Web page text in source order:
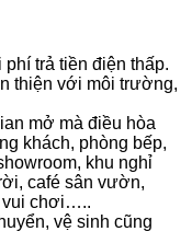
trả tiền điện thấp.
thiện với môi trường,
mở mà điều hòa
khách, phòng bếp,
khu nghỉ
café sân vườn,
vui chơi…..
vệ sinh cũng